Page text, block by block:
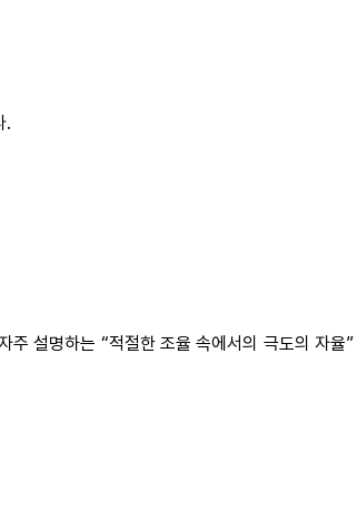
.
주 설명하는 “적절한 조율 속에서의 극도의 자